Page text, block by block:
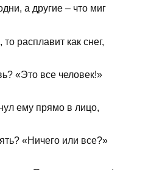
а другие – что миг
расплавит как снег,
«Это все человек!»
ему прямо в лицо,
«Ничего или все?»